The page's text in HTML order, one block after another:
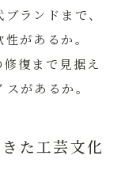
ランドまで、
があるか。
復まで見据え
があるか。
た工芸文化